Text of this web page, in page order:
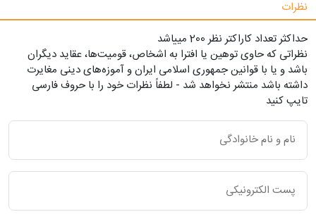
نظرات
حداکثر تعداد کاراکتر نظر 200 ميياشد
نظراتی که حاوی توهین یا افترا به اشخاص، قومیت‌ها، عقاید دیگران
باشد و یا با قوانین جمهوری اسلامی ایران و آموزه‌های دینی مغایرت
داشته باشد منتشر نخواهد شد - لطفاً نظرات خود را با حروف فارسی
تایپ کنید